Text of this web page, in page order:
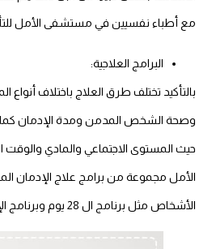
مع أطباء نفسيين في مستشفى الأمل
البرامج العلاجية:
بالتأكيد تختلف طرق العلاج باختلاف أنواع
وصحة الشخص المدمن ومدة الإدمان كما
حيث المستوى الاجتماعي والمادي والوقت
الأمل مجموعة من برامج علاج الإدمان
الأشخاص مثل برنامج ال 28 يوم وبرنامج الإقامة الكاملة للإناث.